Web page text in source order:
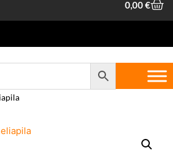
0,00€
/ Makita E-01797